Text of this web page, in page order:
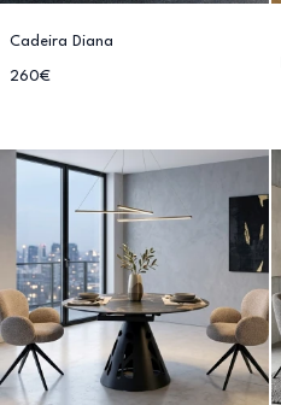
Cadeira Diana
260€